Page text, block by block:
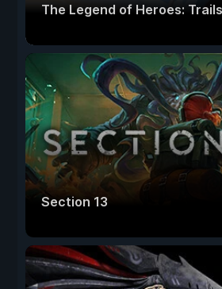
The Legend of Heroes:
Section 13